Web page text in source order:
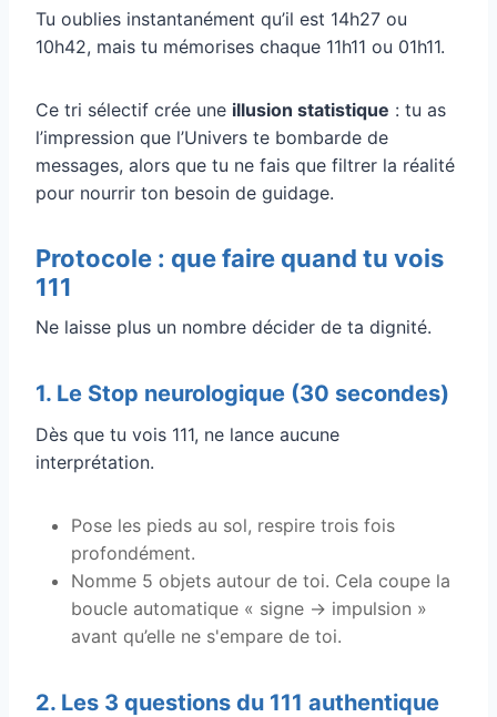
Tu oublies instantanément qu’il est 14h27 ou
10h42, mais tu mémorises chaque 11h11 ou 01h11.
Ce tri sélectif crée une illusion statistique : tu as
l’impression que l’Univers te bombarde de
messages, alors que tu ne fais que filtrer la réalité
pour nourrir ton besoin de guidage.
Protocole : que faire quand tu vois
111
Ne laisse plus un nombre décider de ta dignité.
1. Le Stop neurologique (30 secondes)
Dès que tu vois 111, ne lance aucune
interprétation.
Pose les pieds au sol, respire trois fois
profondément.
Nomme 5 objets autour de toi. Cela coupe la
boucle automatique « signe → impulsion »
avant qu’elle ne s'empare de toi.
2. Les 3 questions du 111 authentique